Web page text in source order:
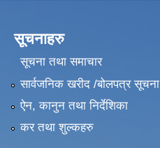
सूचनाहरु
सूचना तथा समाचार
सार्वजनिक खरीद /बोलपत्र सूचना
ऐन, कानुन तथा निर्देशिका
कर तथा शुल्कहरु